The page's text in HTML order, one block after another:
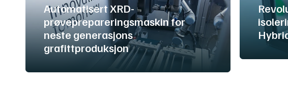
Automatisert XRD-
prøveprepareringsmaskin for
neste generasjons
grafittproduksjon